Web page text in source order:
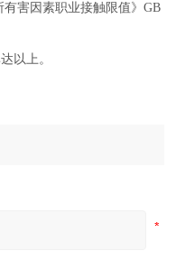
害因素职业接触限值》GB
以上。